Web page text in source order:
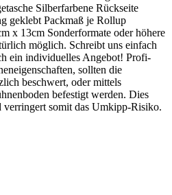
Silberfarbene Rückseite
geklebt Packmaß je Rollup
x 13cm Sonderformate oder höhere
möglich. Schreibt uns einfach
ein individuelles Angebot! Profi-
sollten die
beschwert, oder mittels
befestigt werden. Dies
verringert somit das Umkipp-Risiko.